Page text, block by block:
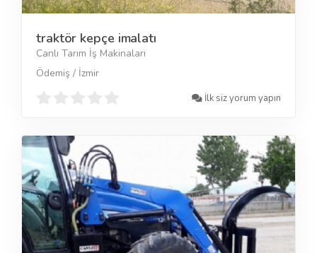
traktör kepçe imalatı
Canlı Tarım İş Makinaları
Ödemiş / İzmir
İlk siz yorum yapın